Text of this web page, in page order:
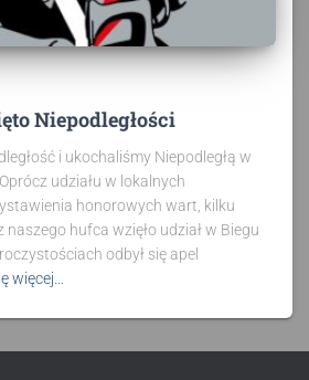
Niepodległości
i ukochaliśmy Niepodległą w
udziału w lokalnych
honorowych wart, kilku
naszego hufca wzięło udział w Biegu
odbył się apel
więcej…